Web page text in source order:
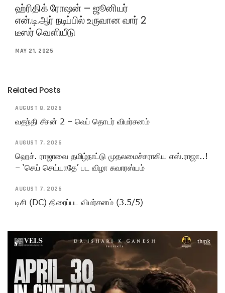
ஹ்ரிதிக் ரோஷன் – ஜூனியர்
என்.டி.ஆர் நடிப்பில் உருவான வார் 2
டீஸர் வெளியீடு
MAY 21, 2025
Related Posts
AUGUST 8, 2026
வதந்தி சீசன் 2 – வெப் தொடர் விமர்சனம்
AUGUST 7, 2026
ஹெச். ராஜாவை தமிழ்நாட்டு முதலமைச்சராகிய எஸ்.ராஜா..!
– ‘செய் செய்யாதே’ பட விழா சுவாரஸ்யம்
AUGUST 7, 2026
டிசி (DC) திரைப்பட விமர்சனம் (3.5/5)